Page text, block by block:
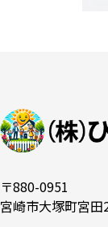
〒880-0951
宮崎市大塚町宮